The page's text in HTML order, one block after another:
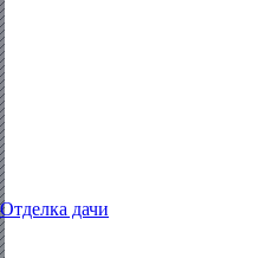
Отделка дачи